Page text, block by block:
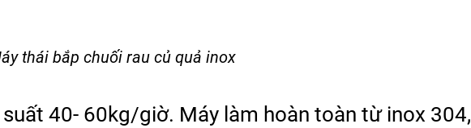
thái bắp chuối rau củ quả inox
40- 60kg/giờ. Máy làm hoàn toàn từ inox 304,